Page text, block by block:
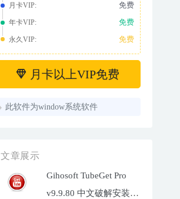
月卡VIP: 免费
年卡VIP: 免费
永久VIP: 免费
月卡以上VIP免费
此软件为window系统软件
文章展示
Gihosoft TubeGet Pro
v9.9.80 中文破解安装